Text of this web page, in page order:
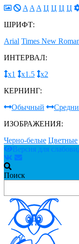
A A A Ц Ц Ц Ц
ШРИФТ:
Arial Times New
ИНТЕРВАЛ:
х1
х1.5
х2
КЕРНИНГ:
Обычный
ИЗОБРАЖЕНИЯ:
Черно-белые Цветные
Версия для
Поиск